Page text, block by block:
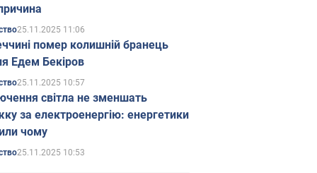
25.11.2025 11:06
помер колишній бранець
Едем Бекіров
25.11.2025 10:57
світла не зменшать
за електроенергію: енергетики
чому
25.11.2025 10:53